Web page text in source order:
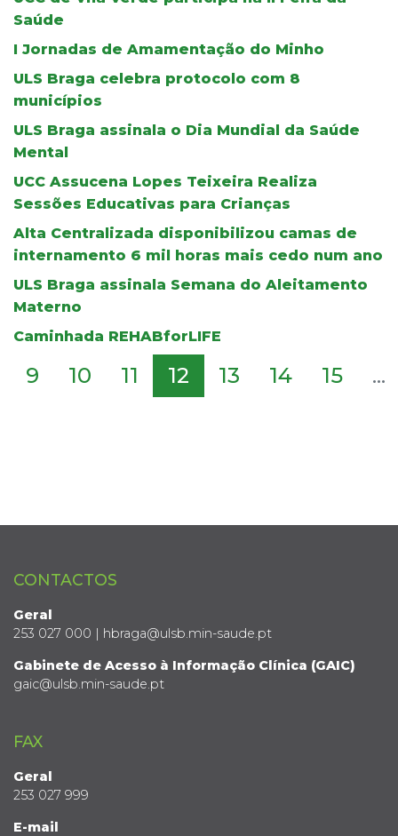
Saúde
I Jornadas de Amamentação do Minho
ULS Braga celebra protocolo com 8
municípios
ULS Braga assinala o Dia Mundial da Saúde
Mental
UCC Assucena Lopes Teixeira Realiza
Sessões Educativas para Crianças
Alta Centralizada disponibilizou camas de
internamento 6 mil horas mais cedo num ano
ULS Braga assinala Semana do Aleitamento
Materno
Caminhada REHABforLIFE
9 10 11 12 13 14 15 ...
CONTACTOS
Geral
253 027 000 | hbraga@ulsb.min-saude.pt
Gabinete de Acesso à Informação Clínica (GAIC)
gaic@ulsb.min-saude.pt
FAX
Geral
253 027 999
E-mail